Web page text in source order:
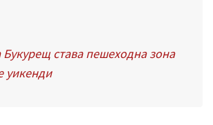
става пешеходна зона
уикенди